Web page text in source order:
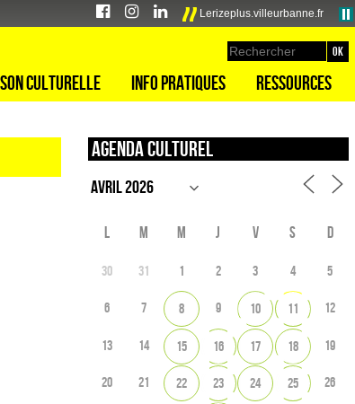
Lerizeplus.villeurbanne.fr
culturelle Info pratiques Ressources
Agenda culturel
L M M J V S D
30 31 1 2 3 4 5
6 7 8 9 10 11 12
13 14 15 16 17 18 19
20 21 22 23 24 25 26